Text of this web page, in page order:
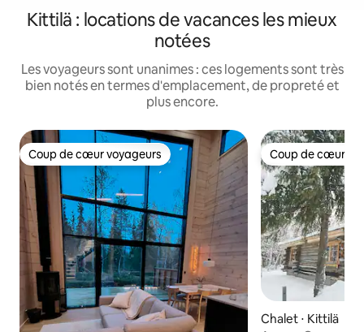
Kittilä : locations de vacances les mieux
notées
Les voyageurs sont unanimes : ces logements sont très
bien notés en termes d'emplacement, de propreté et
plus encore.
Coup de cœur voyageurs
Coup de cœur voyageurs Coup de cœur
Coup de cœur
Chalet ⋅ Kittilä